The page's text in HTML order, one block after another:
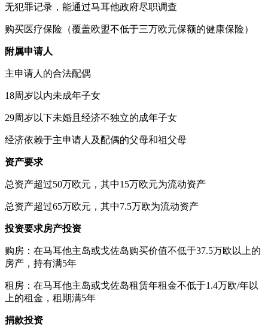
无犯罪记录，能通过马耳他政府尽职调查
购买医疗保险（覆盖欧盟不低于三万欧元保额的健康保险）
附属申请人
主申请人的合法配偶
18周岁以内未成年子女
29周岁以下未婚且经济不独立的成年子女
经济依赖于主申请人及配偶的父母和祖父母
资产要求
总资产超过50万欧元，其中15万欧元为流动资产
总资产超过65万欧元，其中7.5万欧为流动资产
投资要求房产投资
购房：在马耳他主岛或戈佐岛购买价值不低于37.5万欧以上的
房产，持有满5年
租房：在马耳他主岛或戈佐岛租赁年租金不低于1.4万欧/年以
上的租金，租期满5年
捐款投资